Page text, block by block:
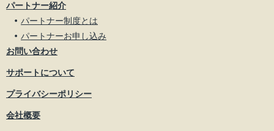
パートナー紹介
パートナー制度とは
パートナーお申し込み
お問い合わせ
サポートについて
プライバシーポリシー
会社概要